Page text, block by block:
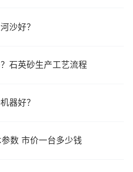
沙好？
石英砂生产工艺流程
器好？
数 市价一台多少钱